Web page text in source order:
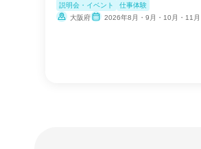
説明会・イベント
仕事体験
大阪府
2026年8月・9月・10月・11月